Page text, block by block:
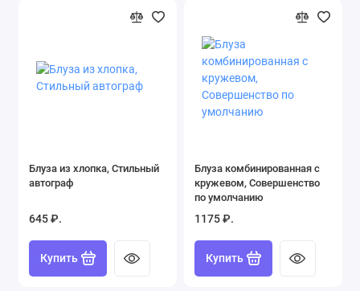
Блуза из хлопка, Стильный
автограф
645 ₽.
Купить
Блуза комбинированная с
кружевом, Совершенство
по умолчанию
1175 ₽.
Купить